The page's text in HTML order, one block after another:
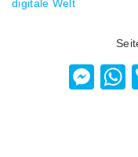
digitale Welt